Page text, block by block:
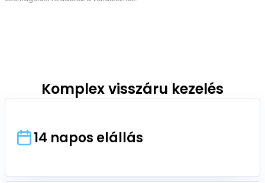
Komplex visszáru kezelés
14 napos elállás